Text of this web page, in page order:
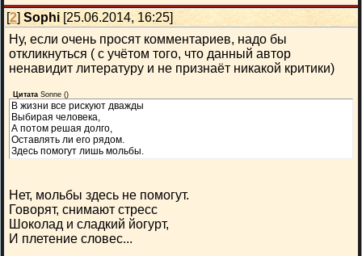
[2] Sophi [25.06.2014, 16:25]
Ну, если очень просят комментариев, надо бы
откликнуться ( с учётом того, что данный автор
ненавидит литературу и не признаёт никакой критики)
Цитата Sonne ()
В жизни все рискуют дважды
Выбирая человека,
А потом решая долго,
Оставлять ли его рядом.
Здесь помогут лишь мольбы.
Нет, мольбы здесь не помогут.
Говорят, снимают стресс
Шоколад и сладкий йогурт,
И плетение словес...